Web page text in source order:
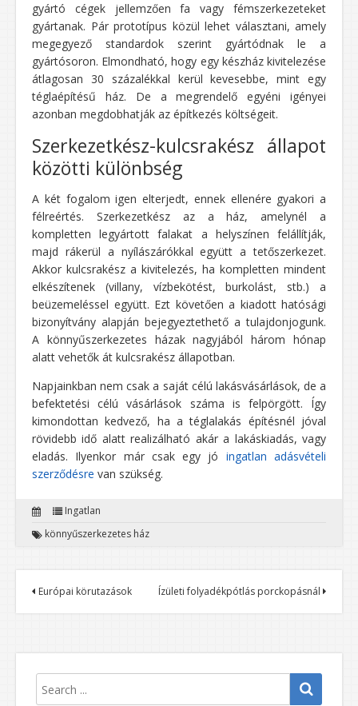
gyártó cégek jellemzően fa vagy fémszerkezeteket
gyártanak. Pár prototípus közül lehet választani, amely
megegyező standardok szerint gyártódnak le a
gyártósoron. Elmondható, hogy egy készház kivitelezése
átlagosan 30 százalékkal kerül kevesebbe, mint egy
téglaépítésű ház. De a megrendelő egyéni igényei
azonban megdobhatják az építkezés költségeit.
Szerkezetkész-kulcsrakész állapot
közötti különbség
A két fogalom igen elterjedt, ennek ellenére gyakori a
félreértés. Szerkezetkész az a ház, amelynél a
kompletten legyártott falakat a helyszínen felállítják,
majd rákerül a nyílászárókkal együtt a tetőszerkezet.
Akkor kulcsrakész a kivitelezés, ha kompletten mindent
elkészítenek (villany, vízbekötést, burkolást, stb.) a
beüzemeléssel együtt. Ezt követően a kiadott hatósági
bizonyítvány alapján bejegyeztethető a tulajdonjogunk.
A könnyűszerkezetes házak nagyjából három hónap
alatt vehetők át kulcsrakész állapotban.
Napjainkban nem csak a saját célú lakásvásárlások, de a
befektetési célú vásárlások száma is felpörgött. Így
kimondottan kedvező, ha a téglalakás építésnél jóval
rövidebb idő alatt realizálható akár a lakáskiadás, vagy
eladás. Ilyenkor már csak egy jó ingatlan adásvételi
szerződésre van szükség.
Ingatlan
könnyűszerkezetes ház
Európai körutazások Ízületi folyadékpótlás porckopásnál